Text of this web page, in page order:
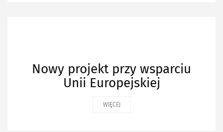
Nowy projekt przy wsparciu
Unii Europejskiej
WIĘCEJ